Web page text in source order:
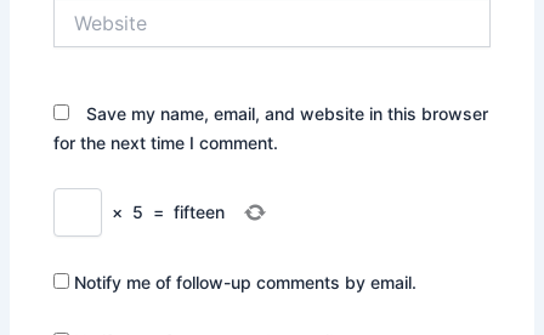
Save my name, email, and website in this browser
for the next time I comment.
× 5 = fifteen
Notify me of follow-up comments by email.